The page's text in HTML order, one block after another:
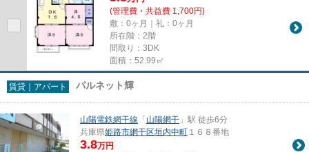
(管理費・共益費 1,700円)
敷：0ヶ月｜礼：0ヶ月
所在階：2階
間取り：3DK
面積：52.99㎡
賃貸｜アパート パルネット輝
山陽電鉄網干線 「山陽網干 」駅 徒歩6分
兵庫県姫路市網干区垣内中町 １６８番地
3.8万円